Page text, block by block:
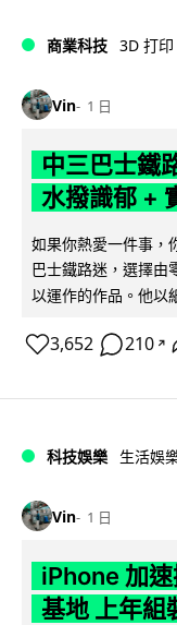
商業科技 3D 打印
Vin 1 日
中三巴士鐵
水撥識郁 +
如果你熱愛一件事，
巴士鐵路迷，選擇由
以運作的作品。他以
3,652 210 ↗
科技娛樂 生活娛
Vin 1 日
iPhone 加
基地 上年